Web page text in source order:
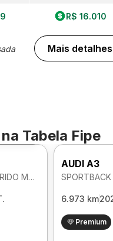
R$ 16.010
Mais detalhes
na Tabela Fipe
360º
SPORTBACK PERFOR BLACK HIBRIDO MHEV 2.0 AUTOMATICO
AUDI A3
6.973 km
Premium